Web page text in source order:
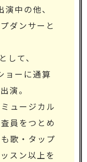
中の他、
ダンサーと
して、
ョーに通算
演。
ュージカル
員をつとめ
歌・タップ
スン以上を